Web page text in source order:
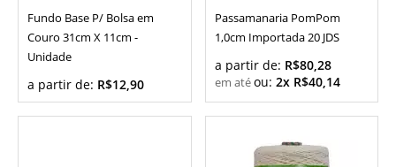
Fundo Base P/ Bolsa em
Couro 31cm X 11cm -
Unidade
a partir de: R$12,90
Passamanaria PomPom
1,0cm Importada 20 JDS
a partir de: R$80,28
ou: 2x R$40,14